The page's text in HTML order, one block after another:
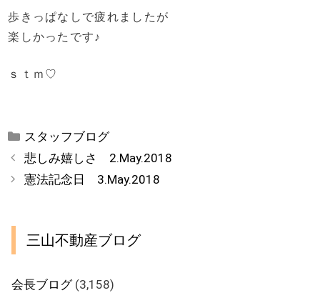
歩きっぱなしで疲れましたが
楽しかったです♪
ｓｔｍ♡
カ
テ
ゴ
リ
スタッフブログ
悲しみ嬉しさ 2.May.2018
憲法記念日 3.May.2018
三山不動産ブログ
会長ブログ(3,158)